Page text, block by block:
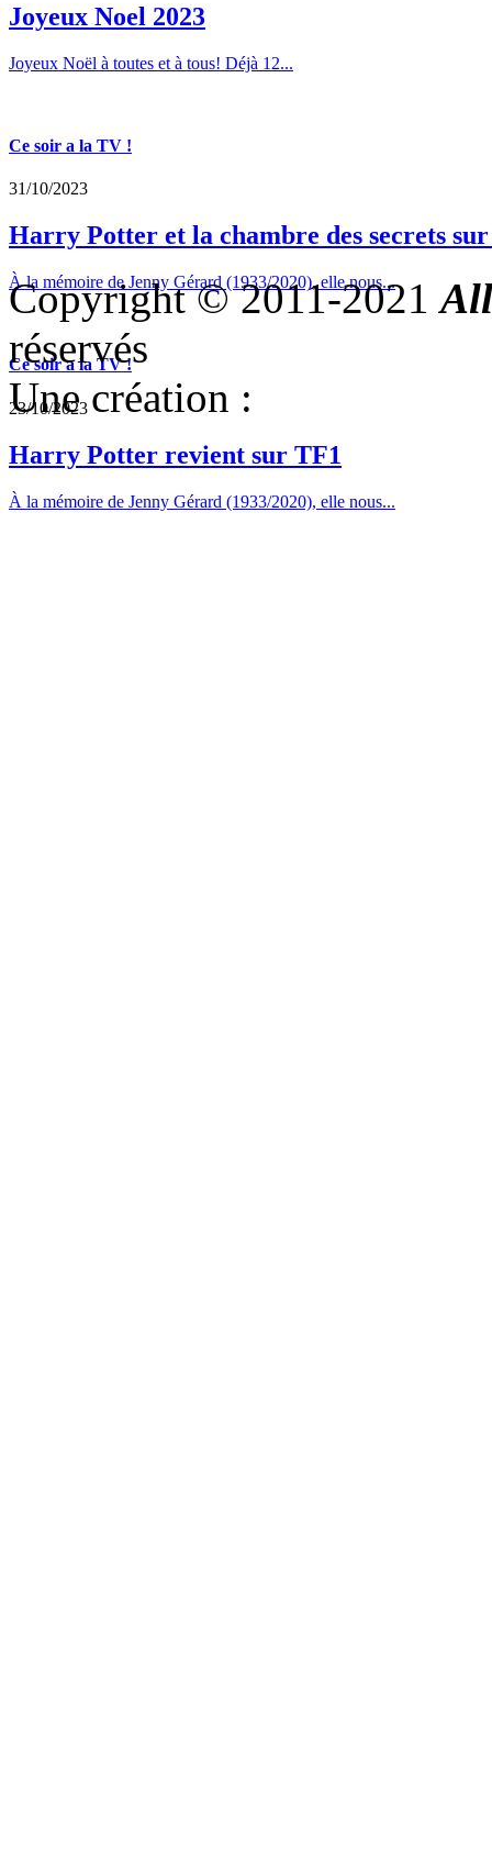
Joyeux Noel 2023
Joyeux Noël à toutes et à tous! Déjà 12...
Ce soir a la TV !
31/10/2023
Harry Potter et la chambre des secrets
À la mémoire de Jenny Gérard (1933/2020), elle nous...
Ce soir a la TV !
23/10/2023
Harry Potter revient sur TF1
À la mémoire de Jenny Gérard (1933/2020), elle nous...
Copyright © 2011-2021
réservés
Une création :